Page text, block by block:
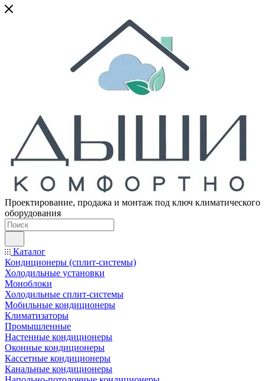
Проектирование, продажа и монтаж под ключ климатического
оборудования
Каталог
Кондиционеры (сплит-системы)
Холодильные установки
Моноблоки
Холодильные сплит-системы
Мобильные кондиционеры
Климатизаторы
Промышленные
Настенные кондиционеры
Оконные кондиционеры
Кассетные кондиционеры
Канальные кондиционеры